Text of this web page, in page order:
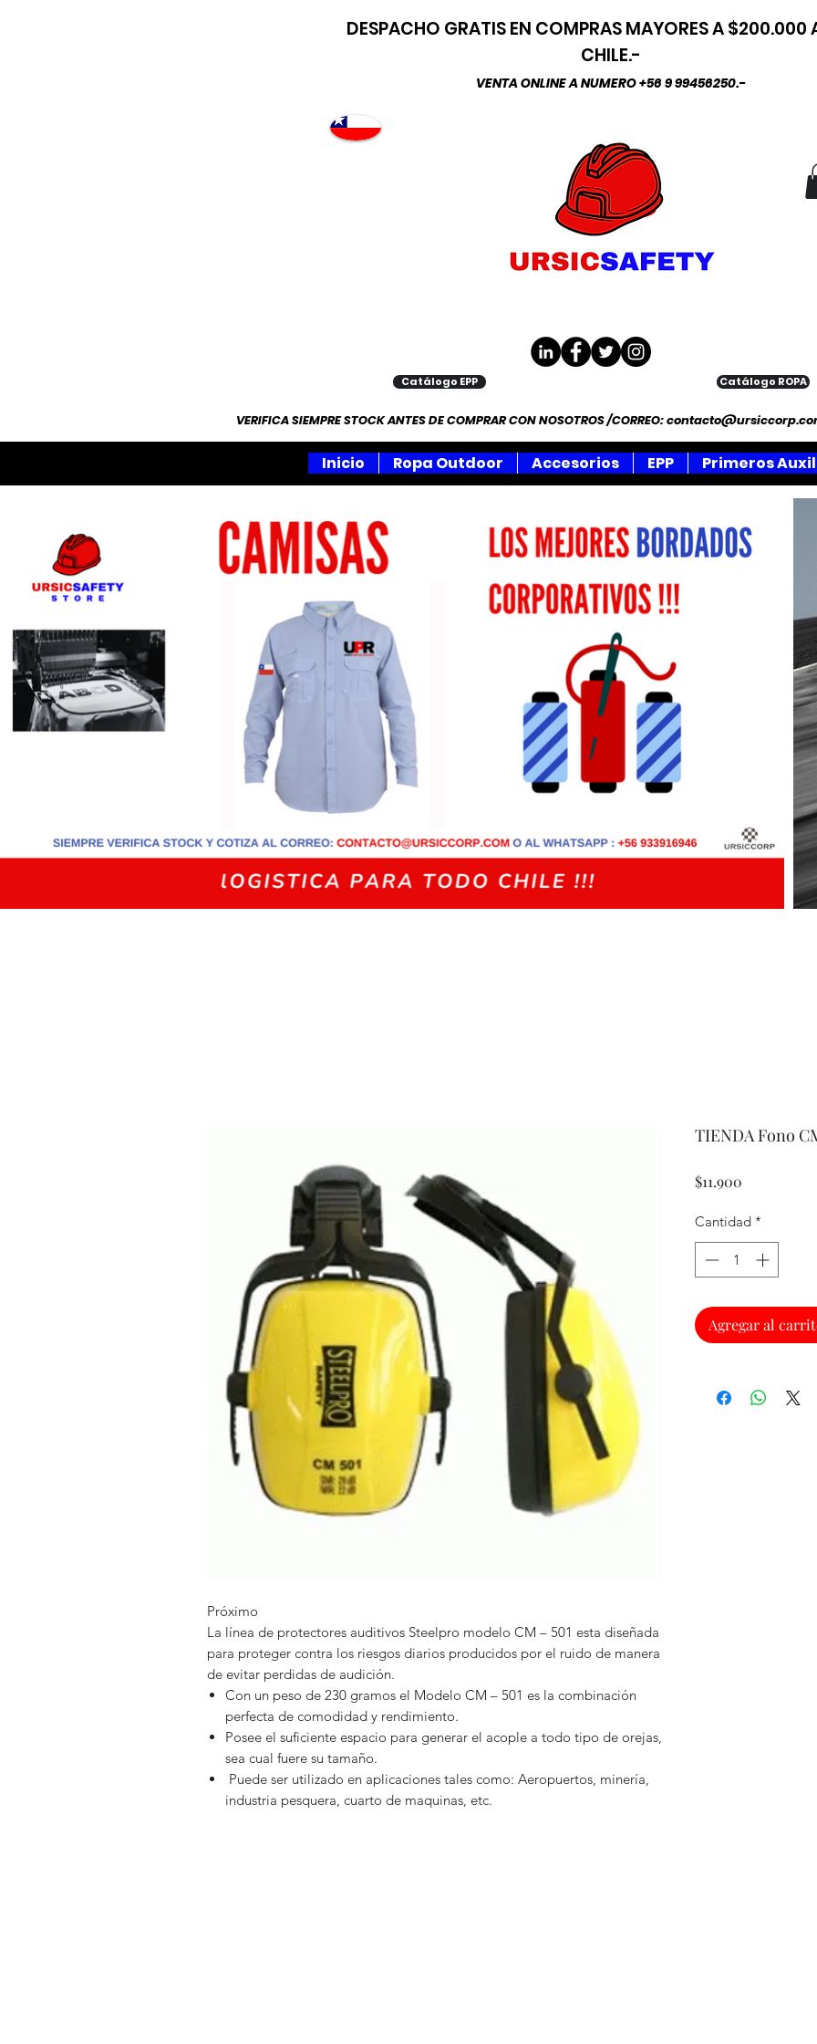
DESPACHO GRATIS EN COMPRAS MAYORES A $200.000
CHILE.-
VENTA ONLINE A NUMERO +56 9 99456250.-
Catálogo EPP Catálogo ROPA
VERIFICA SIEMPRE STOCK ANTES DE COMPRAR CON NOSOTROS /CORREO:
Inicio Ropa Outdoor Accesorios EPP Primeros
Próximo
La línea de protectores auditivos Steelpro modelo CM – 501 esta diseñada
para proteger contra los riesgos diarios producidos por el ruido de manera
de evitar perdidas de audición.
Con un peso de 230 gramos el Modelo CM – 501 es la combinación
perfecta de comodidad y rendimiento.
Posee el suficiente espacio para generar el acople a todo tipo de orejas,
sea cual fuere su tamaño.
Puede ser utilizado en aplicaciones tales como: Aeropuertos, minería,
industria pesquera, cuarto de maquinas, etc.
TIENDA Fono
$11.900
Cantidad *
Agregar al